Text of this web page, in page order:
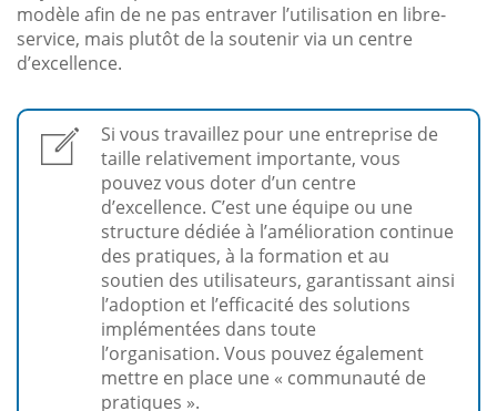
modèle afin de ne pas entraver l’utilisation en libre-
service, mais plutôt de la soutenir via un centre
d’excellence.
Si vous travaillez pour une entreprise de
taille relativement importante, vous
pouvez vous doter d’un centre
d’excellence. C’est une équipe ou une
structure dédiée à l’amélioration continue
des pratiques, à la formation et au
soutien des utilisateurs, garantissant ainsi
l’adoption et l’efficacité des solutions
implémentées dans toute
l’organisation. Vous pouvez également
mettre en place une « communauté de
pratiques ».